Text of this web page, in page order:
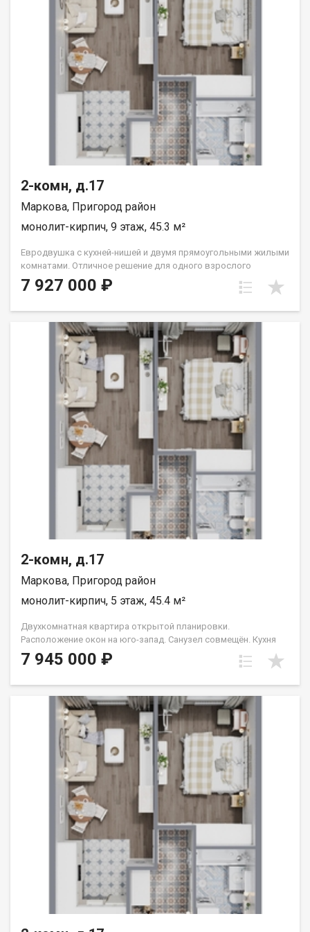
2-комн, д.17
Маркова, Пригород район
монолит-кирпич, 9 этаж, 45.3 м²
Евродвушка с кухней-нишей и двумя прямоугольными жилыми
комнатами. Отличное решение для одного взрослого
человека или семьи из двух человек. Вид во двор (южные
окна). Группа строительных компаний «Восток Центр Иркутск»
7 927 000 ₽
2-комн, д.17
Маркова, Пригород район
монолит-кирпич, 5 этаж, 45.4 м²
Двухкомнатная квартира открытой планировки.
Расположение окон на юго-запад. Санузел совмещён. Кухня
выделена в нишу. Идеальное решение для первого жилья или
в качестве инвестиций. Группа строительных компаний
7 945 000 ₽